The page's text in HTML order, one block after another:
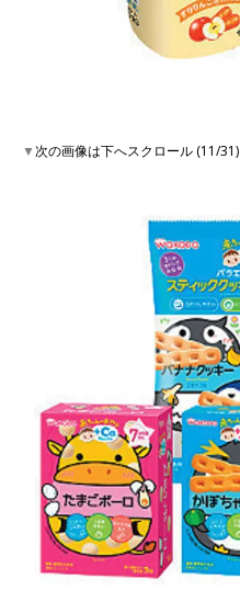
▼次の画像は下へスクロール (11/31)